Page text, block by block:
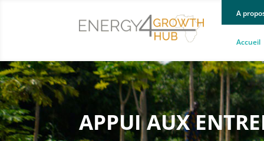
A
Accueil
APPUI AUX